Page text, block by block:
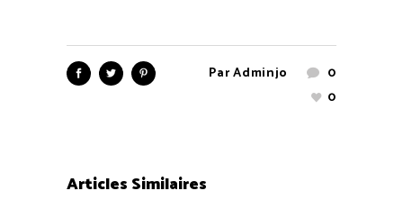
ParAdminjo
0
0
Articles Similaires